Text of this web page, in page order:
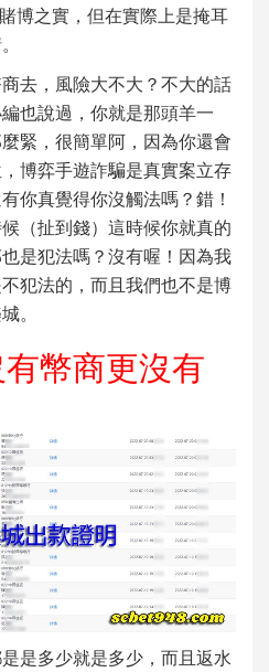
博之實，但在實際上是掩耳
去，風險大不大？不大的話
也說過，你就是那頭羊一
緊，很簡單阿，因為你還會
博弈手遊詐騙是真實案立存
你真覺得你沒觸法嗎？錯！
（扯到錢）這時候你就真的
是犯法嗎？沒有喔！因為我
犯法的，而且我們也不是博
。
幣商更沒有
是多少就是多少，而且返水